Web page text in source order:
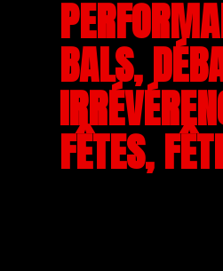
BALS,
FÊTES,